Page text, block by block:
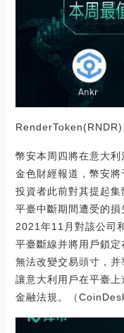
RenderToken(RNDR)
幣安本周四將在意大
金色財經報道，幣安
投資者此前對其提起
平臺中斷期間遭受的
2021年11月對該公司
平臺斷線并將用戶鎖
無法改變交易頭寸，并
讓意大利用戶在平臺
金融法規。（